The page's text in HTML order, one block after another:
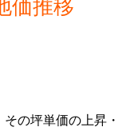
の坪単価の上昇・